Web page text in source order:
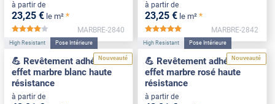
à partir de
23,25 € le m² *
*****
MARBRE-2840
à partir de
23,25 € le m² *
MARBRE-2842
Nouveauté
High Resistant Pose Intérieure
💪 Revêtement adhésif
effet marbre blanc haute
résistance
à partir de
Nouveauté
High Resistant Pose Intérieure
💪 Revêtement adhésif
effet marbre rosé haute
résistance
à partir de